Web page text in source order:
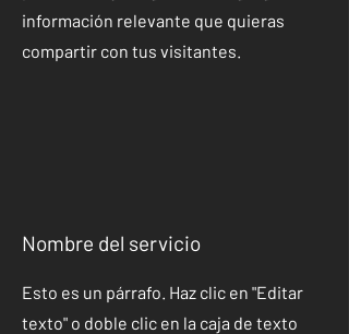
información relevante que quieras
compartir con tus visitantes.
Nombre del servicio
Esto es un párrafo. Haz clic en "Editar
texto" o doble clic en la caja de texto